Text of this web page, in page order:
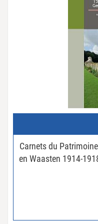
Carnets du
en Waasten 1914-